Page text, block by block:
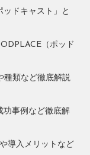
ドキャスト」と
（ポッド
種類など徹底解説
功事例など徹底解
導入メリットなど